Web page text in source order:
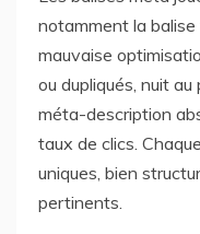
notamment la
mauvaise
ou dupliqués, nuit
méta-description
taux de clics.
uniques, bien
pertinents.